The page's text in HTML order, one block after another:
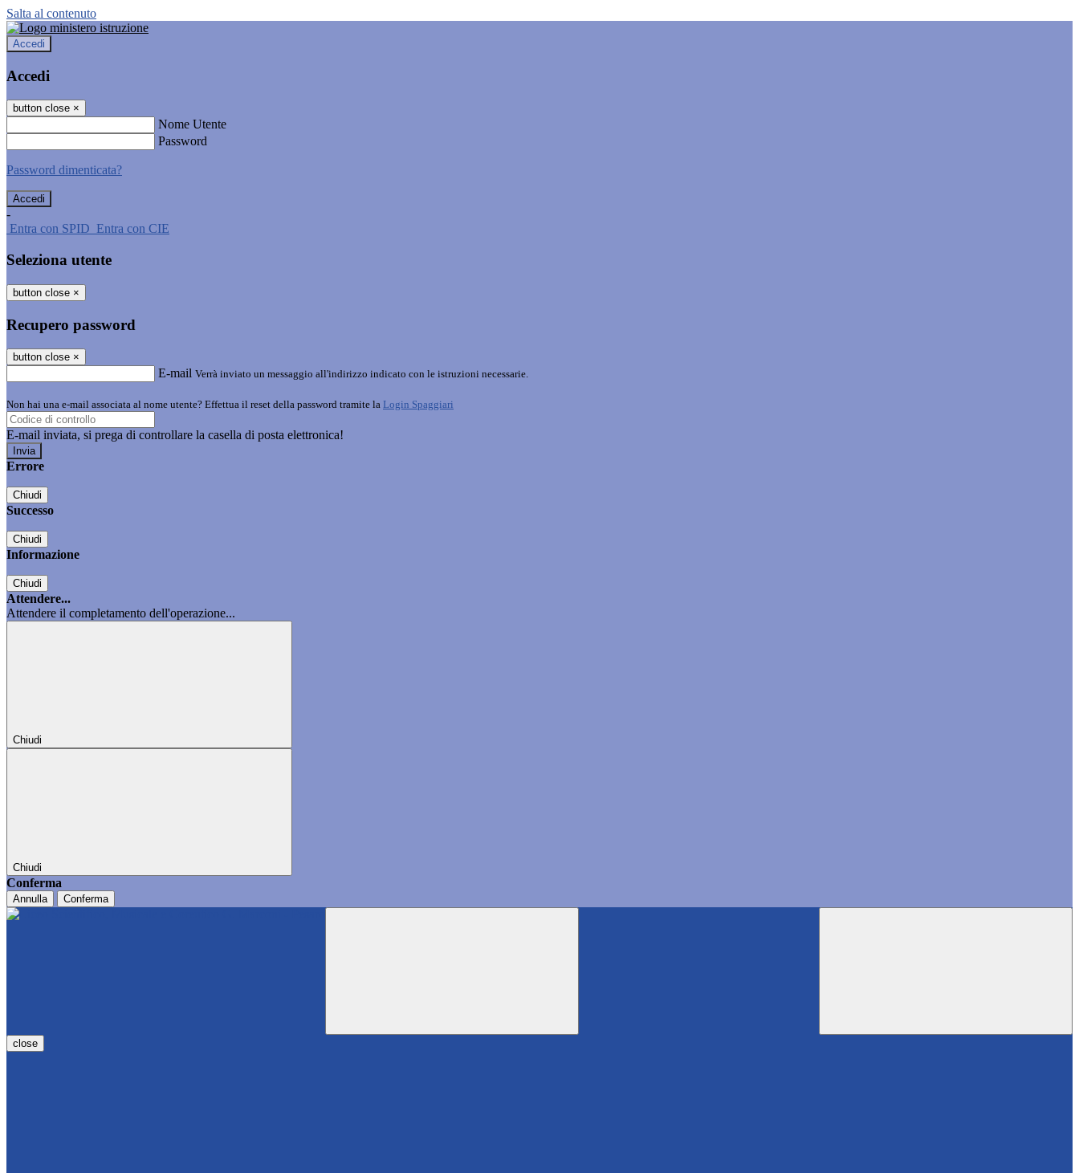
Salta al contenuto
Accedi
Accedi
button close ×
Nome Utente
Password
Password dimenticata?
-
Entra con SPID Entra con CIE
Seleziona utente
button close ×
Recupero password
button close ×
E-mail Verrà inviato un messaggio all'indirizzo indicato con le istruzioni necessarie.
Non hai una e-mail associata al nome utente? Effettua il reset della password tramite la Login Spaggiari
E-mail inviata, si prega di controllare la casella di posta elettronica!
Errore
Chiudi
Successo
Chiudi
Informazione
Chiudi
Attendere...
Attendere il completamento dell'operazione...
Chiudi
Chiudi
Conferma
Annulla Conferma
close